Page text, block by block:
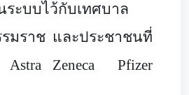
ระบบไว้กับเทศบาล
มราช และประชาชนที่
Zeneca Pfizer